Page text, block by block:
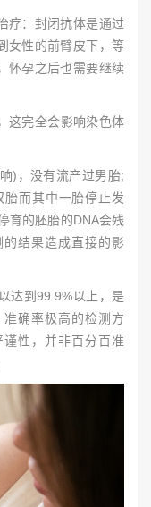
：封闭抗体是通过
女性的前臂皮下，等
怀孕之后也需要继续
完全会影响染色体
)，没有流产过男胎;
而其中一胎停止发
育的胚胎的DNA会残
结果造成直接的影
到99.9%以上，是
确率极高的检测方
性，并非百分百准